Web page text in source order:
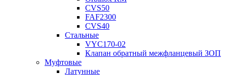
CVS50
FAF2300
CVS40
Стальные
VYC170-02
Клапан обратный межфланцевый ЗОП
Муфтовые
Латунные